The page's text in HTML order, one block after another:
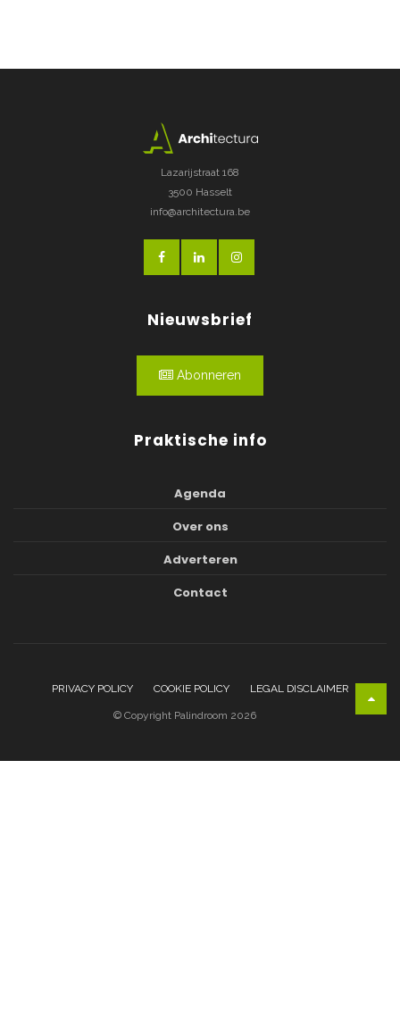
Lazarijstraat 168
3500 Hasselt
info@architectura.be
Nieuwsbrief
Abonneren
Praktische info
Agenda
Over ons
Adverteren
Contact
PRIVACY POLICY COOKIE POLICY LEGAL DISCLAIMER
© Copyright Palindroom 2026